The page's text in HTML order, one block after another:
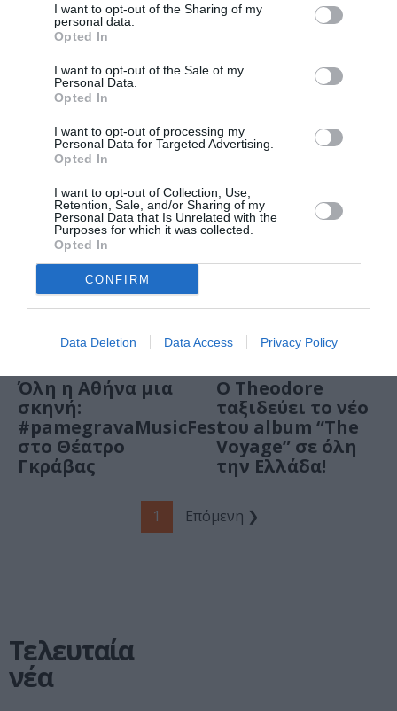
I want to opt-out of the Sharing of my
personal data.
Opted In
I want to opt-out of the Sale of my
Personal Data.
Opted In
I want to opt-out of processing my
Personal Data for Targeted Advertising.
Opted In
I want to opt-out of Collection, Use,
Retention, Sale, and/or Sharing of my
Personal Data that Is Unrelated with the
Purposes for which it was collected.
Opted In
CONFIRM
Data Deletion Data Access Privacy Policy
ΜΟΥΣΙΚΗ / ΜΟΥΣΙΚΑ ΝΕΑ
The Voyage: Ο
Theodore
ζωντανά στο
Oddity Club
ΜΟΥΣΙΚΗ / ΜΟΥΣΙΚΑ ΝΕΑ
Theodore
ζωντανά στο
Αθηνών
Όλη η Αθήνα μια
σκηνή:
#pamegravaMusicFest
στο Θέατρο
Γκράβας
Ο Theodore
ταξιδεύει το νέο
του album “The
Voyage” σε όλη
την Ελλάδα!
1 Επόμενη ❯
Τελευταία
νέα